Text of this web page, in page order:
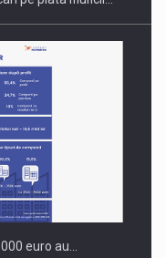
euro au…